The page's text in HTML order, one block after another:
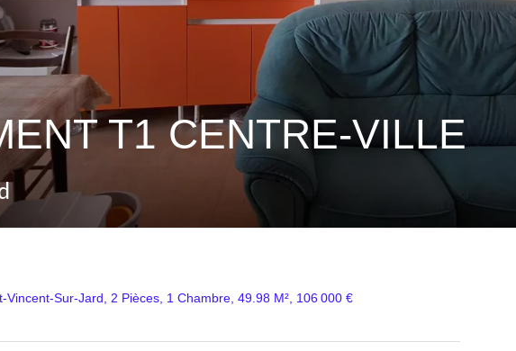
T1 CENTRE-VILLE
Vincent-Sur-Jard, 2 Pièces, 1 Chambre, 49.98 M², 106 000 €